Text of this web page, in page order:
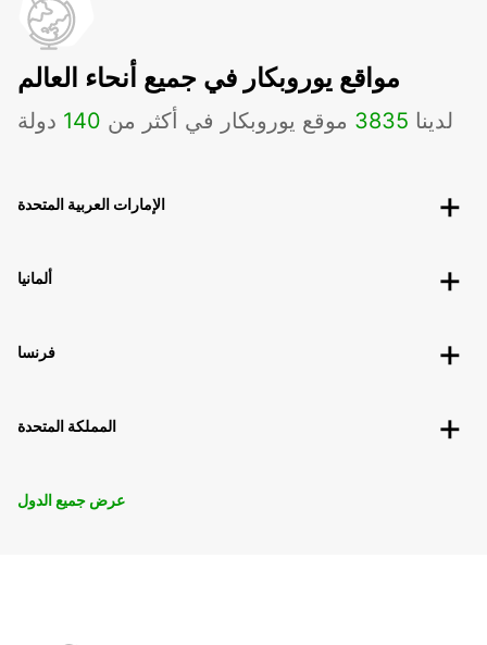
مواقع يوروبكار في جميع أنحاء العالم
لدينا 3835 موقع يوروبكار في أكثر من 140 دولة
الإمارات العربية المتحدة
ألمانيا
فرنسا
المملكة المتحدة
عرض جميع الدول